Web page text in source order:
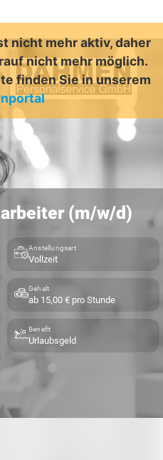
nicht mehr aktiv, daher
nicht mehr möglich.
finden Sie in unserem
(m/w/d)
Anstellungsart
Vollzeit
Gehalt
ab 15,00 € pro Stunde
Benefit
Urlaubsgeld